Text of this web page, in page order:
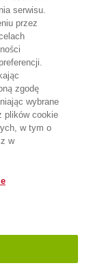
serwisu.
przez
zgodę
wybrane
plików cookie
w tym o
w